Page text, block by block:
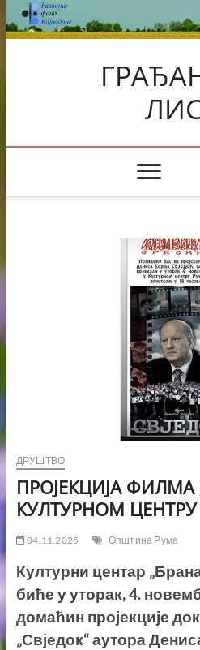
Skip
to
content
ДРУШТВО
ПРОЈЕКЦИЈА ФИЛМА
КУЛТУРНОМ
04.11.2025 Општина Рума
Културни центар
биће у уторак, 4.
домаћин пројекције
„Свједок“ аутора